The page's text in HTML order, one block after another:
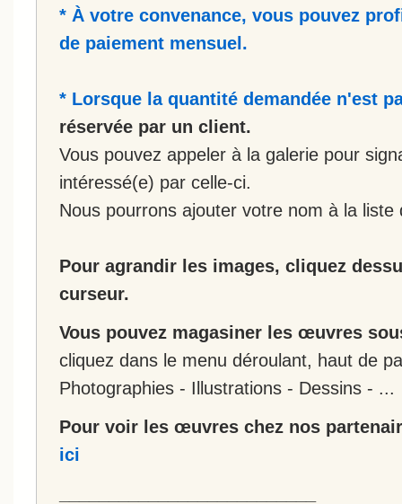
* À votre convenance, vous pouvez
de paiement mensuel.
* Lorsque la quantité demandée n'est
réservée par un client.
Vous pouvez appeler à la galerie pour
intéressé(e) par celle-ci.
Nous pourrons ajouter votre nom à la liste
Pour agrandir les images, cliquez
curseur.
Vous pouvez magasiner les œuvres
cliquez dans le menu déroulant, haut de
Photographies - Illustrations - Dessins - ...
Pour voir les œuvres chez nos
ici